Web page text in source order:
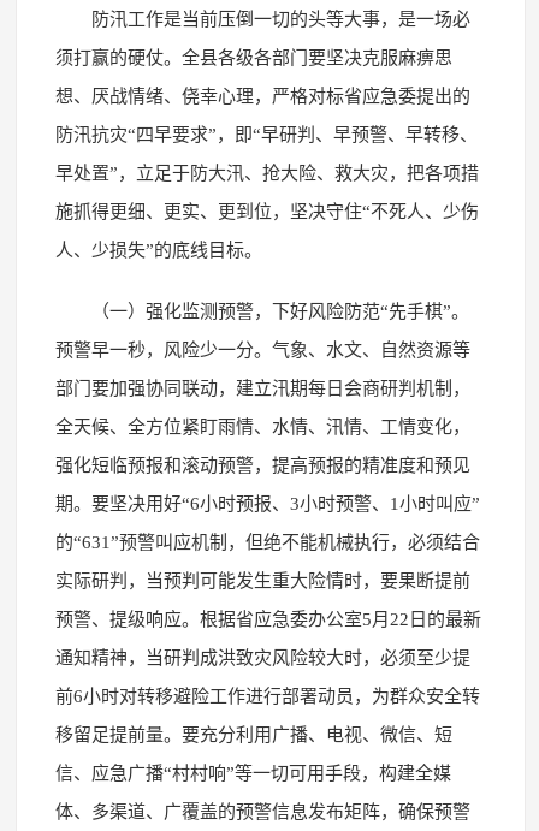
防汛工作是当前压倒一切的头等大事，是一场必
须打赢的硬仗。全县各级各部门要坚决克服麻痹思
想、厌战情绪、侥幸心理，严格对标省应急委提出的
防汛抗灾“四早要求”，即“早研判、早预警、早转移、
早处置”，立足于防大汛、抢大险、救大灾，把各项措
施抓得更细、更实、更到位，坚决守住“不死人、少伤
人、少损失”的底线目标。
（一）强化监测预警，下好风险防范“先手棋”。
预警早一秒，风险少一分。气象、水文、自然资源等
部门要加强协同联动，建立汛期每日会商研判机制，
全天候、全方位紧盯雨情、水情、汛情、工情变化，
强化短临预报和滚动预警，提高预报的精准度和预见
期。要坚决用好“6小时预报、3小时预警、1小时叫应”
的“631”预警叫应机制，但绝不能机械执行，必须结合
实际研判，当预判可能发生重大险情时，要果断提前
预警、提级响应。根据省应急委办公室5月22日的最新
通知精神，当研判成洪致灾风险较大时，必须至少提
前6小时对转移避险工作进行部署动员，为群众安全转
移留足提前量。要充分利用广播、电视、微信、短
信、应急广播“村村响”等一切可用手段，构建全媒
体、多渠道、广覆盖的预警信息发布矩阵，确保预警